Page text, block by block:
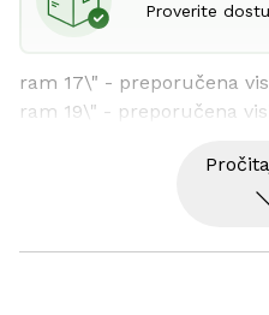
Proverite
ram 17\" - preporučena
ram 19\" - preporučena